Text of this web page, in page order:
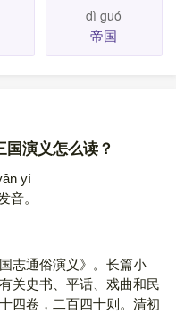
dì guó
帝国
演义怎么读？
yì
音。
志通俗演义》。长篇小
关史书、平话、戏曲和民
四卷，二百四十则。清初